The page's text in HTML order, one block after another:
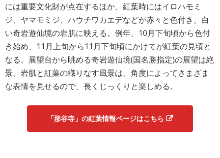
には重要文化財が点在するほか、紅葉時にはイロハモミ
ジ、ヤマモミジ、ハウチワカエデなどが赤々と色付き、白
い奇岩遊仙境の岩肌に映える。例年、10月下旬頃から色付
き始め、11月上旬から11月下旬頃にかけてが紅葉の見頃と
なる。展望台から眺める奇岩遊仙境(国名勝指定)の展望は絶
景。岩肌と紅葉の織りなす風景は、角度によってさまざま
な表情を見せるので、長くじっくりと楽しめる。
「那谷寺」の紅葉情報ページはこちら